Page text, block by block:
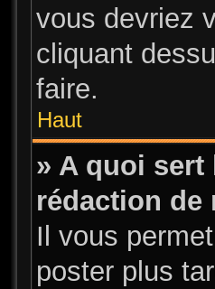
vous devriez
cliquant
faire.
Haut
» A quoi sert
rédaction de
Il vous
poster plus